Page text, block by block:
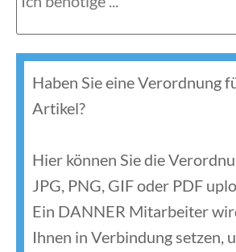
Haben Sie eine Verordnung
Artikel?
Hier können Sie die
JPG, PNG, GIF oder PDF
Ein DANNER Mitarbeiter
Ihnen in Verbindung setzen,